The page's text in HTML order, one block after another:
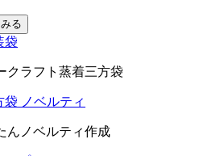
る
クラフト蒸着三方袋
んノベルティ作成